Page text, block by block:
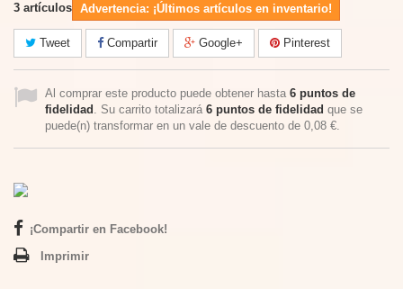
3 artículos Advertencia: ¡Últimos artículos en inventario!
Tweet Compartir Google+ Pinterest
Al comprar este producto puede obtener hasta 6 puntos de
fidelidad . Su carrito totalizará 6 puntos de fidelidad que se
puede(n) transformar en un vale de descuento de 0,08 €.
¡Compartir en Facebook!
Imprimir